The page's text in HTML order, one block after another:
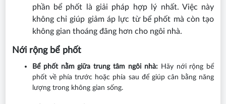
phần bể phốt là giải pháp hợp lý nhất. Việc này
không chỉ giúp giảm áp lực từ bể phốt mà còn tạo
không gian thoáng đãng hơn cho ngôi nhà.
Nới rộng bể phốt
Bể phốt nằm giữa trung tâm ngôi nhà:Hãy nới rộng bể
phốt về phía trước hoặc phía sau để giúp cân bằng năng
lượng trong không gian sống.